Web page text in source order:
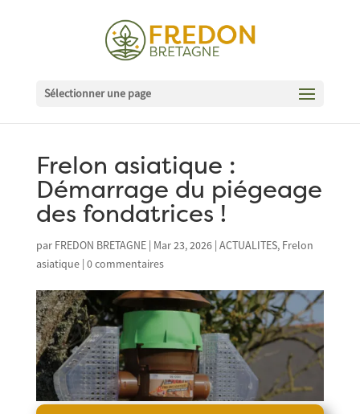
Sélectionner une page
Frelon asiatique :
Démarrage du piégeage
des fondatrices !
par FREDON BRETAGNE| Mar 23, 2026| ACTUALITES, Frelon
asiatique| 0 commentaires